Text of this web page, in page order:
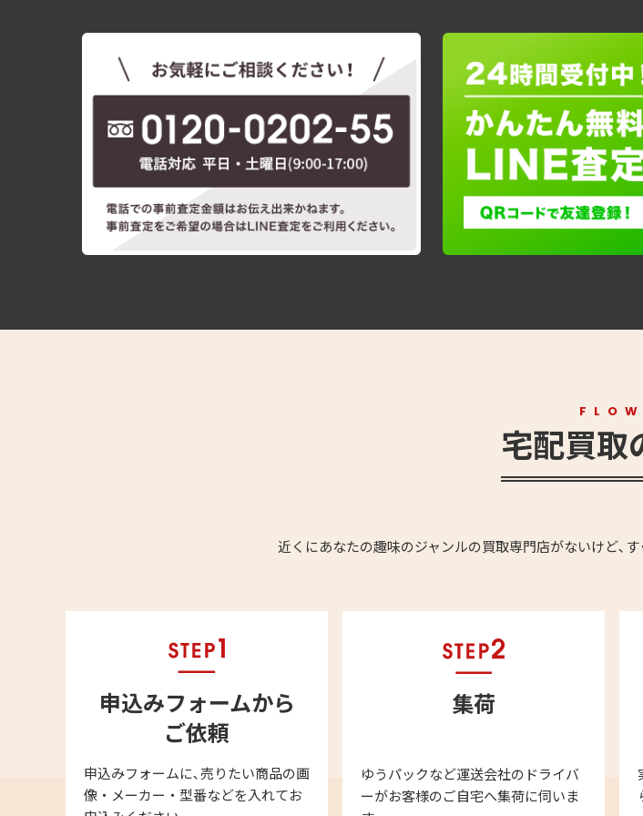
FLOW
宅配買取
近くにあなたの趣味のジャンルの買取専門店がないけど､
申込みフォームから
ご依頼
申込みフォームに､売りたい商品の画
像・メーカー・型番などを入れてお
集荷
ゆうパックなど運送会社のドライバ
ーがお客様のご自宅へ集荷に伺いま